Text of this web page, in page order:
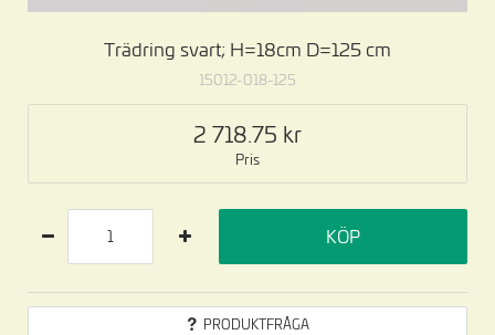
Trädring svart; H=18cm D=125 cm
15012-018-125
Pris
2 718.75
PRODUKTFRÅGA
KÖP